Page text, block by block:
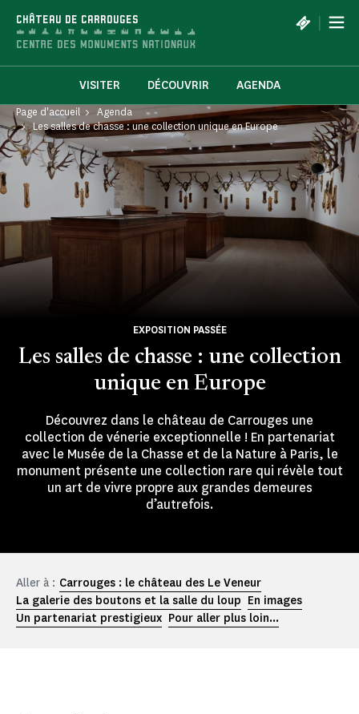
CHÂTEAU DE CARROUGES |
VISITER DÉCOUVRIR AGENDA
Page d'accueil
Agenda
Les salles de chasse : une collection unique en Europe
Les salles de chasse : une collection
unique en Europe
EXPOSITION PASSÉE
Découvrez dans le château de Carrouges une
collection de vénerie exceptionnelle ! En partenariat
avec le Musée de la Chasse et de la Nature à Paris, le
monument présente une collection rare qui révèle tout
un art de vivre propre aux grandes demeures
d’autrefois.
Aller à : Carrouges : le château des Le Veneur
La galerie des boutons et la salle du loup En images
Un partenariat prestigieux Pour aller plus loin...